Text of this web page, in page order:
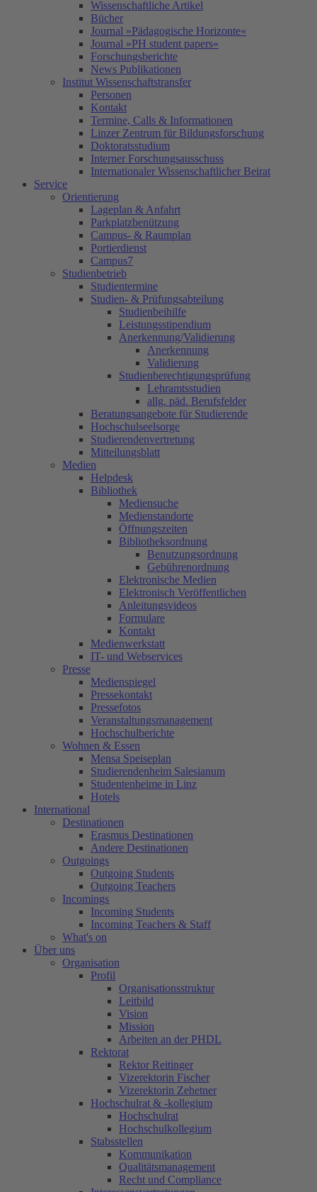
Wissenschaftliche Artikel
Bücher
Journal »Pädagogische Horizonte«
Journal »PH student papers«
Forschungsberichte
News Publikationen
Institut Wissenschaftstransfer
Personen
Kontakt
Termine, Calls & Informationen
Linzer Zentrum für Bildungsforschung
Doktoratsstudium
Interner Forschungsausschuss
Internationaler Wissenschaftlicher Beirat
Service
Orientierung
Lageplan & Anfahrt
Parkplatzbenützung
Campus- & Raumplan
Portierdienst
Campus7
Studienbetrieb
Studientermine
Studien- & Prüfungsabteilung
Studienbeihilfe
Leistungsstipendium
Anerkennung/Validierung
Anerkennung
Validierung
Studienberechtigungsprüfung
Lehramtsstudien
allg. päd. Berufsfelder
Beratungsangebote für Studierende
Hochschulseelsorge
Studierendenvertretung
Mitteilungsblatt
Medien
Helpdesk
Bibliothek
Mediensuche
Medienstandorte
Öffnungszeiten
Bibliotheksordnung
Benutzungsordnung
Gebührenordnung
Elektronische Medien
Elektronisch Veröffentlichen
Anleitungsvideos
Formulare
Kontakt
Medienwerkstatt
IT- und Webservices
Presse
Medienspiegel
Pressekontakt
Pressefotos
Veranstaltungsmanagement
Hochschulberichte
Wohnen & Essen
Mensa Speiseplan
Studierendenheim Salesianum
Studentenheime in Linz
Hotels
International
Destinationen
Erasmus Destinationen
Andere Destinationen
Outgoings
Outgoing Students
Outgoing Teachers
Incomings
Incoming Students
Incoming Teachers & Staff
What's on
Über uns
Organisation
Profil
Organisationsstruktur
Leitbild
Vision
Mission
Arbeiten an der PHDL
Rektorat
Rektor Reitinger
Vizerektorin Fischer
Vizerektorin Zehetner
Hochschulrat & -kollegium
Hochschulrat
Hochschulkollegium
Stabsstellen
Kommunikation
Qualitätsmanagement
Recht und Compliance